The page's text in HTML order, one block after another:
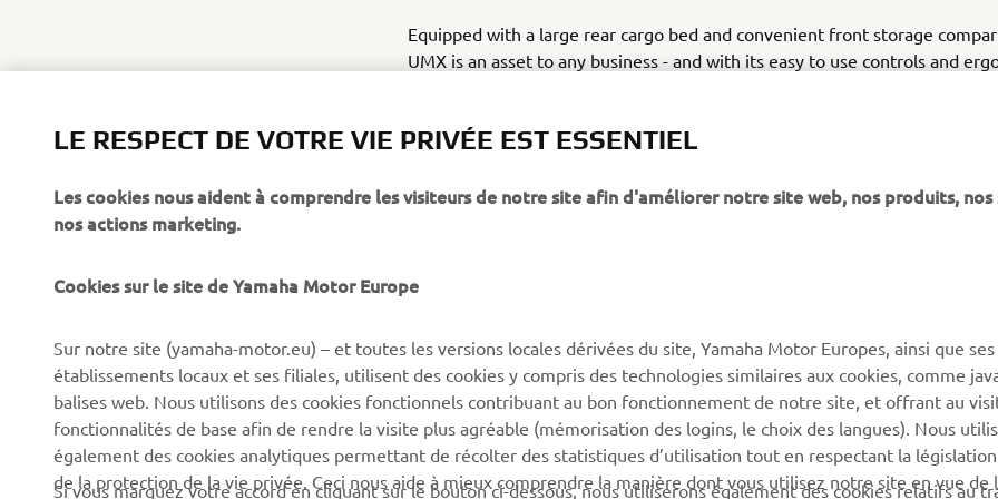
Equipped with a large rear cargo bed and convenient front storage
UMX is an asset to any business - and with its easy to use controls and
Découvrez Yamaha
Événements
Systèmes pour VAE
Parcours de golf
MyYamaha
Yamaha Music
Yamaha Racing
Support de la boutique en
ligne
Catalogue pièces
détachées
LE RESPECT DE VOTRE VIE PRIVÉE EST ESSENTIEL
Les cookies nous aident à comprendre les visiteurs de notre site afin d'améliorer notre site web, nos produits, nos
nos actions marketing.
Cookies sur le site de Yamaha Motor Europe
Sur notre site (yamaha-motor.eu) – et toutes les versions locales dérivées du site, Yamaha Motor Europes, ainsi que ses
établissements locaux et ses filiales, utilisent des cookies y compris des technologies similaires aux cookies, comme
balises web. Nous utilisons des cookies fonctionnels contribuant au bon fonctionnement de notre site, et offrant au
fonctionnalités de base afin de rendre la visite plus agréable (mémorisation des logins, le choix des langues). Nous
également des cookies analytiques permettant de récolter des statistiques d’utilisation tout en respectant la
de la protection de la vie privée. Ceci nous aide à mieux comprendre la manière dont vous utilisez notre site en vue de
Si vous marquez votre accord en cliquant sur le bouton ci-dessous, nous utiliserons également des cookies relatifs au